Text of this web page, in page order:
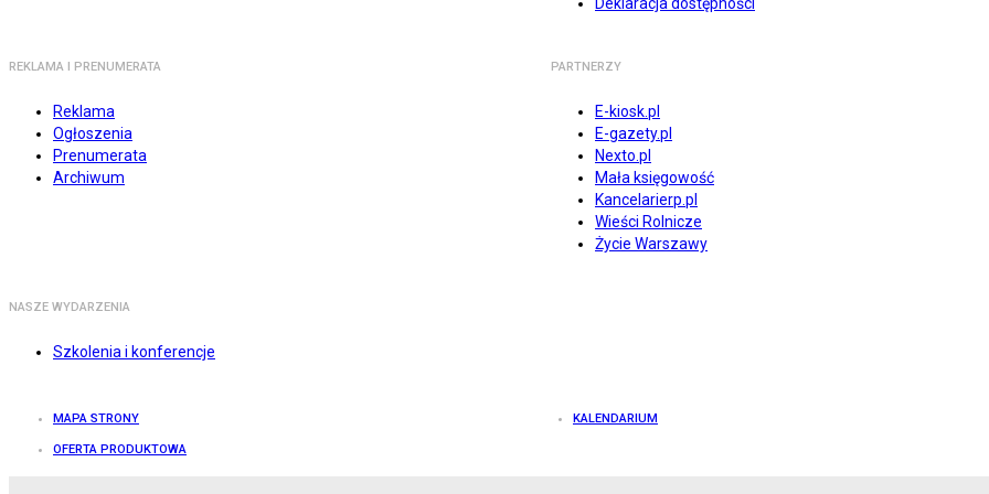
REKLAMA I PRENUMERATA
Reklama
Ogłoszenia
Prenumerata
Archiwum
PARTNERZY
E-kiosk.pl
E-gazety.pl
Nexto.pl
Mała księgowość
Kancelarierp.pl
Wieści Rolnicze
Życie Warszawy
NASZE WYDARZENIA
Szkolenia i konferencje
MAPA STRONY KALENDARIUM
OFERTA PRODUKTOWA